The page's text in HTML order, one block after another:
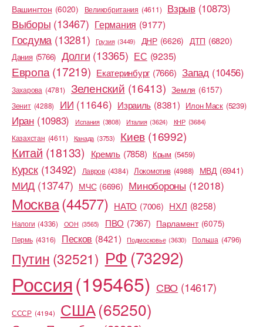
Вашингтон (6020) Великобритания (4611) Взрыв (10873)
Выборы (13467) Германия (9177)
Госдума (13281) Грузия (3449) ДНР (6626) ДТП (6820)
Дания (5766) Долги (13365) ЕС (9235)
Европа (17219) Екатеринбург (7666) Запад (10456)
Захарова (4781) Зеленский (16413) Земля (6157)
Зенит (4288) ИИ (11646) Израиль (8381) Илон Маск (5239)
Иран (10983) Испания (3808) Италия (3624) КНР (3684)
Казахстан (4611) Канада (3753) Киев (16992)
Китай (18133) Кремль (7858) Крым (5459)
Курск (13492) Лавров (4384) Локомотив (4988) МВД (6941)
МИД (13747) МЧС (6696) Минобороны (12018)
Москва(44577) НАТО (7006) НХЛ (8258)
Налоги (4336) ООН (3565) ПВО (7367) Парламент (6075)
Пермь (4316) Песков (8421) Подмосковье (3630) Польша (4796)
Путин (32521) РФ (73292)
Россия(195465) СВО (14617)
СССР (4194) США(65250)